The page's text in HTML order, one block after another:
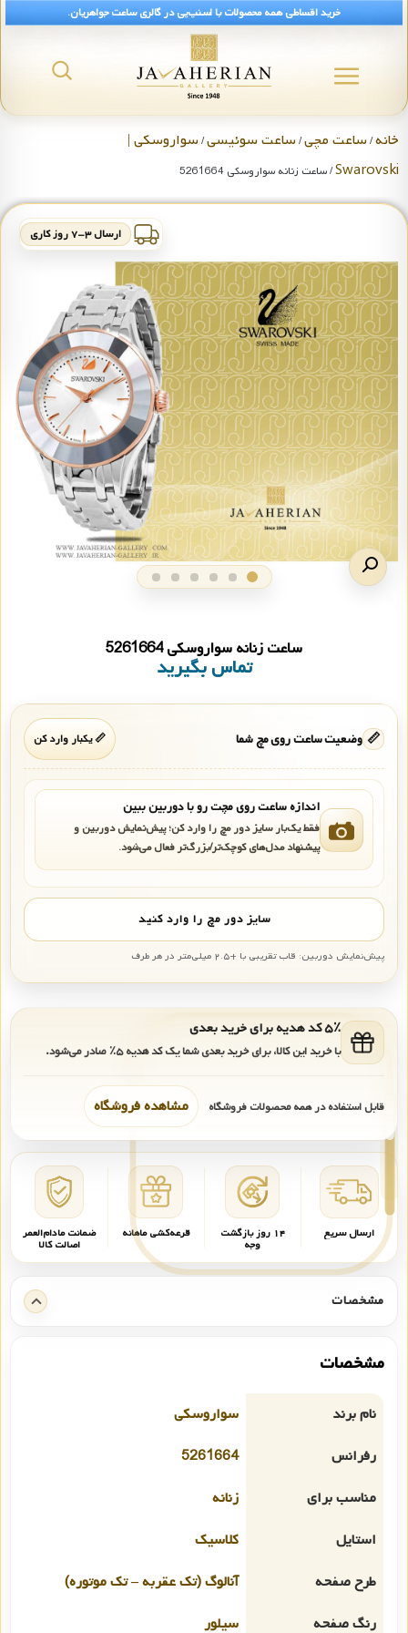
خرید اقساطی همه محصولات با اسنپ‌پی در گالری ساعت جواهریان.
خانه/ساعت مچی/ساعت سوئیسی/سواروسکی |
Swarovski/ ساعت زنانه سواروسکی 5261664
ارسال ۳-۷ روز کاری
ساعت زنانه سواروسکی 5261664
تماس بگیرید
📏 وضعیت ساعت روی مچ شما 📏 یکبار وارد کن
اندازه ساعت روی مچت رو با دوربین ببین
فقط یک‌بار سایز دور مچ را وارد کن؛ پیش‌نمایش دوربین و
پیشنهاد مدل‌های کوچک‌تر/بزرگ‌تر فعال می‌شود.
سایز دور مچ را وارد کنید
پیش‌نمایش دوربین: قاب تقریبی با +۲.۵ میلی‌متر در هر طرف
۵٪ کد هدیه برای خرید بعدی
با خرید این کالا، برای خرید بعدی شما یک کد هدیه۵٪ صادر می‌شود.
قابل استفاده در همه محصولات فروشگاه مشاهده فروشگاه
ارسال سریع ۱۴ روز بازگشت
وجه
قرعه‌کشی ماهانه ضمانت مادام‌العمر
اصالت کالا
مشخصات
مشخصات
نام برند
سواروسکی
رفرانس
5261664
مناسب برای
زنانه
استایل
کلاسیک
طرح صفحه
آنالوگ (تک عقربه – تک موتوره)
رنگ صفحه
سیلور